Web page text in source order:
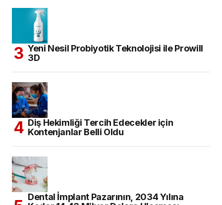
Yeni Nesil Probiyotik Teknolojisi ile Prowill
3D
Diş Hekimliği Tercih Edecekler için
Kontenjanlar Belli Oldu
Dental İmplant Pazarının, 2034 Yılına